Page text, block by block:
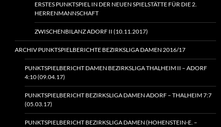
ERSTES PUNKTSPIEL IN DER NEUEN SPIELSTÄTTE FÜR DIE 2.
HERRENMANNSCHAFT
ZWISCHENBILANZ ADORF II (10.11.2017)
ARCHIV PUNKTSPIELBERICHTE BEZIRKSLIGA DAMEN 2016/17
PUNKTSPIELBERICHT DAMEN BEZIRKSLIGA THALHEIM II – ADORF
4:10 (09.04.17)
PUNKTSPIELBERICHT BEZIRKSLIGA DAMEN ADORF – THALHEIM 7:7
(05.03.17)
PUNKTSPIELBERICHT BEZIRKSLIGA DAMEN (HOHENSTEIN‑E. –